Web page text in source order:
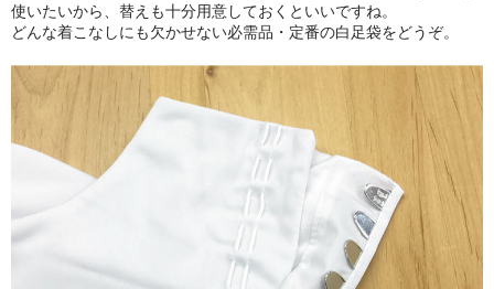
使いたいから、替えも十分用意しておくといいですね。
どんな着こなしにも欠かせない必需品・定番の白足袋をどうぞ。